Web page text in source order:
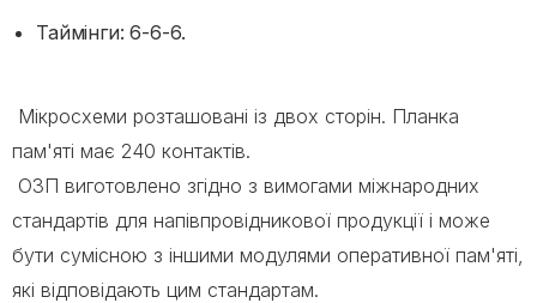
Таймінги: 6-6-6.
Мікросхеми розташовані із двох сторін. Планка
пам'яті має 240 контактів.
ОЗП виготовлено згідно з вимогами міжнародних
стандартів для напівпровідникової продукції і може
бути сумісною з іншими модулями оперативної пам'яті,
які відповідають цим стандартам.